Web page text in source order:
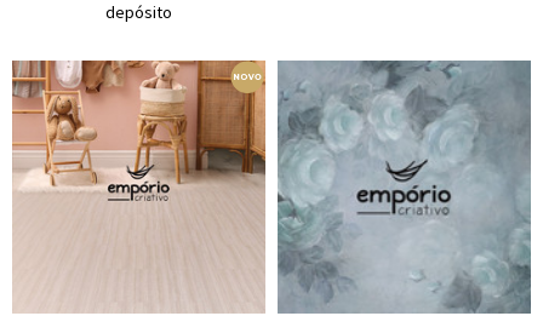
depósito